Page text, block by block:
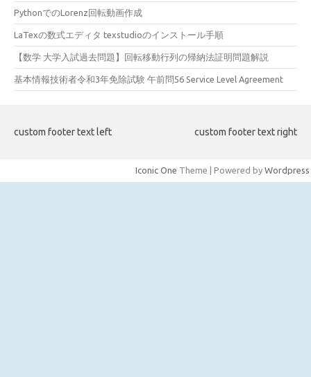
PythonでのLorenz回転動画作成
LaTexの数式エディタ texstudioのインストール手順
【数学 大学入試過去問題】回転移動行列の帰納法証明問題解説
基本情報技術者令和3年免除試験 午前問56 Service Level Agreement
custom footer text left custom footer text right
Iconic One Theme | Powered by Wordpress